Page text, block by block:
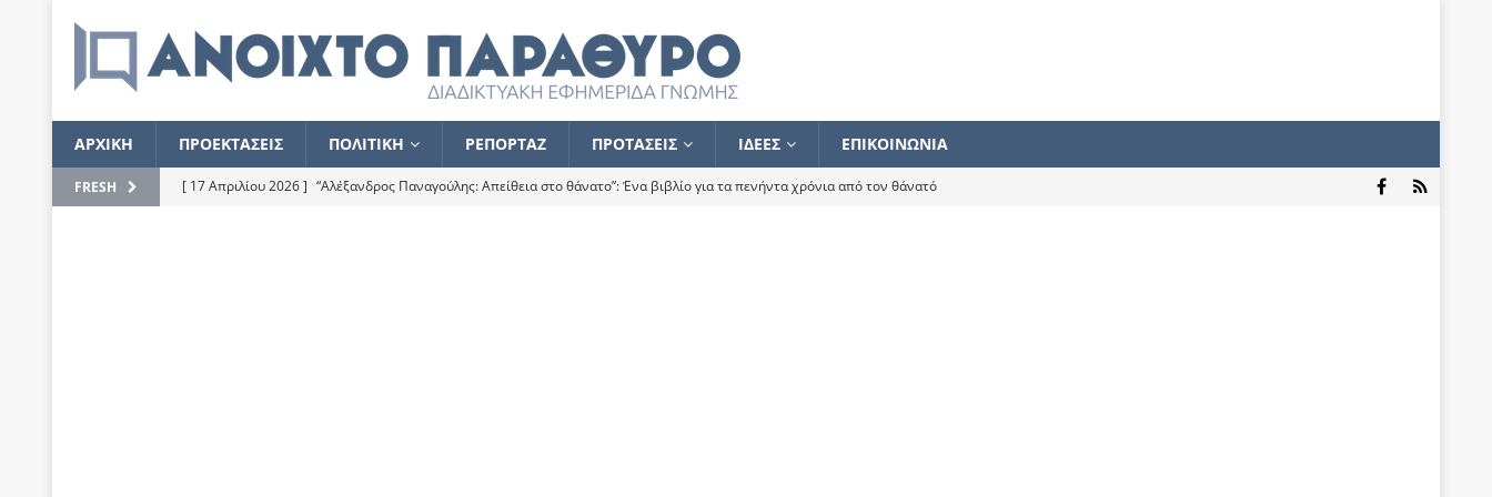
ΑΡΧΙΚΗ ΠΡΟΕΚΤΑΣΕΙΣ ΠΟΛΙΤΙΚΗ ΡΕΠΟΡΤΑΖ ΠΡΟΤΑΣΕΙΣ ΙΔΕΕΣ ΕΠΙΚΟΙΝΩΝΙΑ
FRESH [ 17 Απριλίου 2026 ] “Αλέξανδρος Παναγούλης: Απείθεια στο θάνατο”: Ένα βιβλίο για τα πενήντα χρόνια από τον θάνατό